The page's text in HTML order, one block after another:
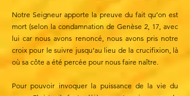
Notre Seigneur apporte la preuve du fait qu’on est
mort (selon la condamnation de Genèse 2, 17, avec
lui car nous avons renoncé, nous avons pris notre
croix pour le suivre jusqu’au lieu de la crucifixion, là
où sa côte a été percée pour nous faire naître.
Pour pouvoir invoquer la puissance de la vie du